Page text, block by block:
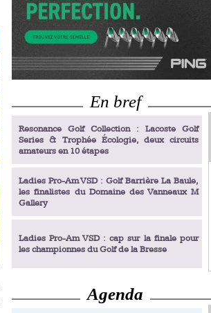
©Pebble
En bref
Resonance Golf Collection : Lacoste Golf
Series & Trophée Écologie, deux circuits
amateurs en 10 étapes
Ladies Pro-Am VSD : Golf Barrière La Baule,
les finalistes du Domaine des Vanneaux M
Gallery
Ladies Pro-Am VSD : cap sur la finale pour
les championnes du Golf de la Bresse
Ladies Pro-Am VSD : Golf du Prieuré, elles
décrochent leur billet pour la finale
Agenda